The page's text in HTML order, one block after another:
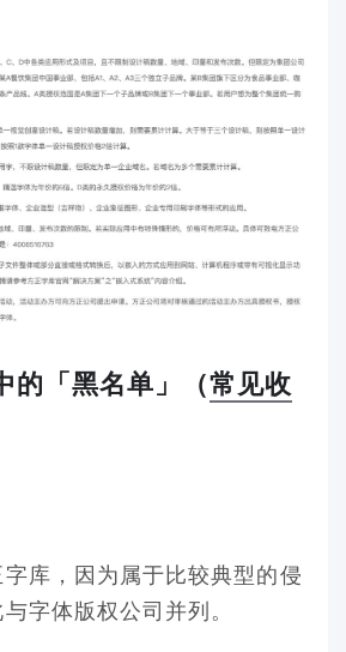
的「黑名单」（常见收
库，因为属于比较典型的侵
字体版权公司并列。